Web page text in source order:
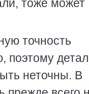
тоже может
точность
поэтому
неточны. В